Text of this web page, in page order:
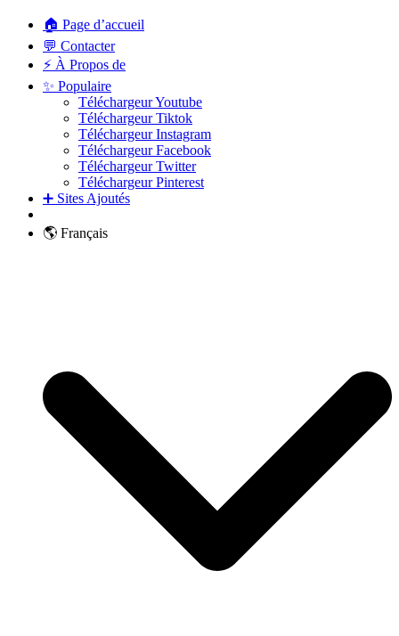
🏠 Page d’accueil
💬 Contacter
⚡ À Propos de
✨ Populaire
Téléchargeur Youtube
Téléchargeur Tiktok
Téléchargeur Instagram
Téléchargeur Facebook
Téléchargeur Twitter
Téléchargeur Pinterest
➕ Sites Ajoutés
🌎 Français